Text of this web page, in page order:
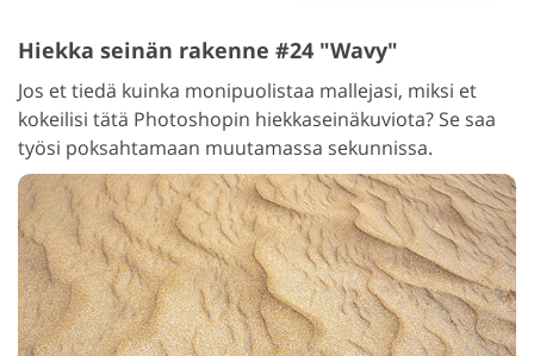
Hiekka seinän rakenne #24 "Wavy"
Jos et tiedä kuinka monipuolistaa mallejasi, miksi et
kokeilisi tätä Photoshopin hiekkaseinäkuviota? Se saa
työsi poksahtamaan muutamassa sekunnissa.